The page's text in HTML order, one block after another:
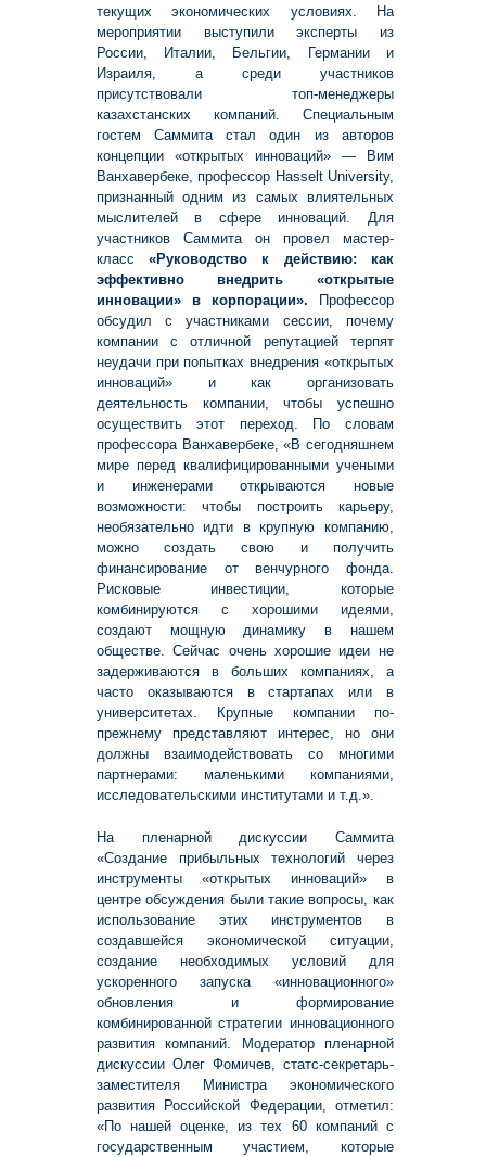
текущих экономических условиях. На
мероприятии выступили эксперты из
России, Италии, Бельгии, Германии и
Израиля, а среди участников
присутствовали топ-менеджеры
казахстанских компаний. Специальным
гостем Саммита стал один из авторов
концепции «открытых инноваций» — Вим
Ванхавербеке, профессор Hasselt University,
признанный одним из самых влиятельных
мыслителей в сфере инноваций. Для
участников Саммита он провел мастер-
класс«Руководство к действию: как
эффективно внедрить «открытые
инновации» в корпорации».
Профессор
обсудил с участниками сессии, почему
компании с отличной репутацией терпят
неудачи при попытках внедрения «открытых
инноваций» и как организовать
деятельность компании, чтобы успешно
осуществить этот переход. По словам
профессора Ванхавербеке, «В сегодняшнем
мире перед квалифицированными учеными
и инженерами открываются новые
возможности: чтобы построить карьеру,
необязательно идти в крупную компанию,
можно создать свою и получить
финансирование от венчурного фонда.
Рисковые инвестиции, которые
комбинируются с хорошими идеями,
создают мощную динамику в нашем
обществе. Сейчас очень хорошие идеи не
задерживаются в больших компаниях, а
часто оказываются в стартапах или в
университетах. Крупные компании по-
прежнему представляют интерес, но они
должны взаимодействовать со многими
партнерами: маленькими компаниями,
исследовательскими институтами и т.д.».
На пленарной дискуссии Саммита
«Создание прибыльных технологий через
инструменты «открытых инноваций» в
центре обсуждения были такие вопросы, как
использование этих инструментов в
создавшейся экономической ситуации,
создание необходимых условий для
ускоренного запуска «инновационного»
обновления и формирование
комбинированной стратегии инновационного
развития компаний. Модератор пленарной
дискуссии Олег Фомичев, cтатс-секретарь-
заместителя Министра экономического
развития Российской Федерации, отметил:
«По нашей оценке, из тех 60 компаний с
государственным участием, которые